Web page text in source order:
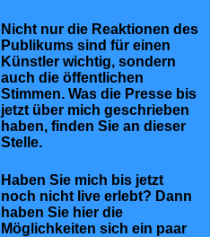
Nicht nur die Reaktionen des
Publikums sind für einen
Künstler wichtig, sondern
auch die öffentlichen
Stimmen. Was die Presse bis
jetzt über mich geschrieben
haben, finden Sie an dieser
Stelle.
Haben Sie mich bis jetzt
noch nicht live erlebt? Dann
haben Sie hier die
Möglichkeiten sich ein paar